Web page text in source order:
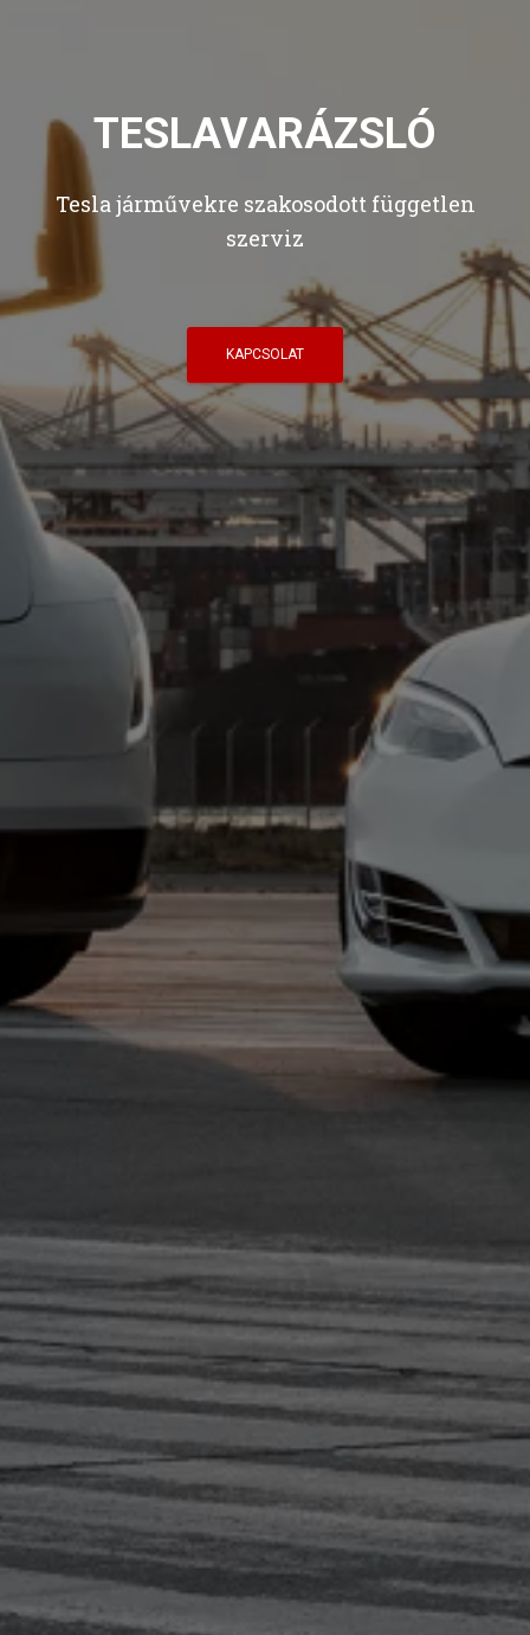
TESLAVARÁZSLÓ
Tesla járművekre szakosodott független
szerviz
KAPCSOLAT